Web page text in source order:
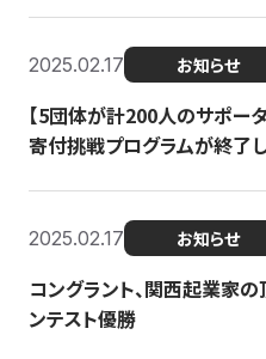
2025.02.17 お知らせ
【5団体が計200人のサポー
寄付挑戦プログラムが終了
2025.02.17 お知らせ
コングラント、関西起業家
ンテスト優勝